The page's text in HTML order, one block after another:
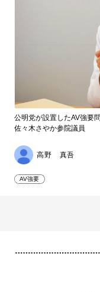
公明党が設置したAV強要
佐々木さやか参院議員
高野 真吾
AV強要